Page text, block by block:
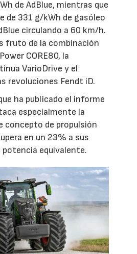
de AdBlue, mientras que
de 331 g/kWh de gasóleo
circulando a 60 km/h.
fruto de la combinación
CORE80, la
VarioDrive y el
revoluciones Fendt iD.
ha publicado el informe
especialmente la
concepto de propulsión
en un 23% a sus
equivalente.